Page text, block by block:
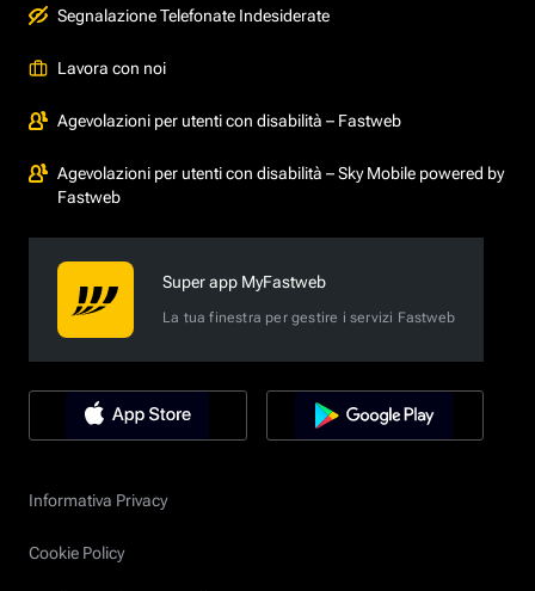
Segnalazione Telefonate Indesiderate
Lavora con noi
Agevolazioni per utenti con disabilità – Fastweb
Agevolazioni per utenti con disabilità – Sky Mobile powered by
Fastweb
Super app MyFastweb
La tua finestra per gestire i servizi Fastweb
Informativa Privacy
Cookie Policy